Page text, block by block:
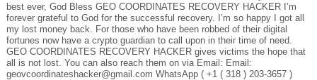
best ever, God Bless GEO COORDINATES RECOVERY HACKER I’m
forever grateful to God for the successful recovery. I’m so happy I got all
my lost money back. For those who have been robbed of their digital
fortunes now have a crypto guardian to call upon in their time of need.
GEO COORDINATES RECOVERY HACKER gives victims the hope that
all is not lost. You can also reach them on via Email: Email:
geovcoordinateshacker@gmail.com WhatsApp ( +1 ( 318 ) 203-3657 )